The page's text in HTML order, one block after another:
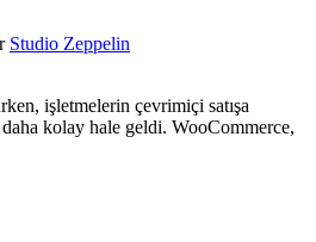
Studio Zeppelin
işletmelerin çevrimiçi satışa
kolay hale geldi. WooCommerce,